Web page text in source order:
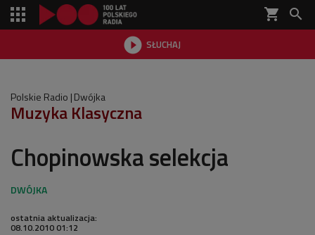
shopping_cart 
 SŁUCHAJ

Polskie Radio Dwójka
Muzyka Klasyczna
Chopinowska selekcja
ostatnia aktualizacja:
08.10.2010 01:12